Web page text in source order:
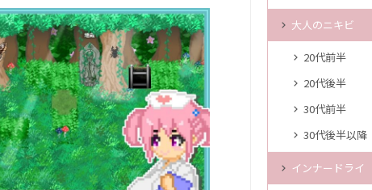
大人のニキビ
20代前半
20代後半
30代前半
30代後半以降
インナードライ